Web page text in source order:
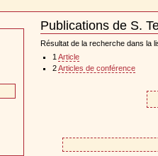
Publications de S.
Document
Actions
Résultat de la recherche dans la
1 Article
2Articles de conférence